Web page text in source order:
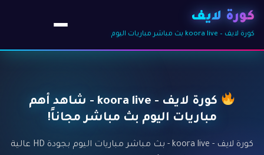
كورة لايف
كورة لايف – koora live بث مباشر مباريات اليوم
كورة لايف - koora live - شاهد أهم
مباريات اليوم بث مباشر مجاناً!
كورة لايف - koora live - بث مباشر مباريات اليوم بجودة HD عالية